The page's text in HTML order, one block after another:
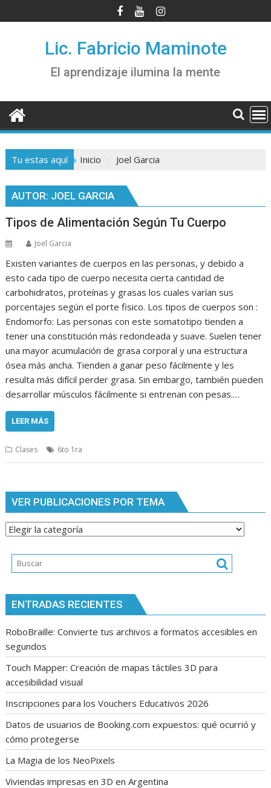
al
Lic. Fabricio Maminote
El aprendizaje ilumina la mente
Tu estas aquí Inicio Joel Garcia
AUTOR: JOEL GARCIA
Tipos de Alimentación Según Tu Cuerpo
Joel Garcia
Existen variantes de cuerpos en las personas, y debido a
esto cada tipo de cuerpo necesita cierta cantidad de
carbohidratos, proteínas y grasas los cuales varían sus
porcentajes según el porte fisico. Los tipos de cuerpos son :
Endomorfo: Las personas con este somatotipo tienden a
tener una constitución más redondeada y suave. Suelen tener
una mayor acumulación de grasa corporal y una estructura
ósea más ancha. Tienden a ganar peso fácilmente y les
resulta más difícil perder grasa. Sin embargo, también pueden
desarrollar músculos fácilmente si entrenan con pesas.…
LEER MÁS
Clases 6to 1ra
VER PUBLICACIONES POR TEMA
Ver
por
tema
ENTRADAS RECIENTES
RoboBraille: Convierte tus archivos a formatos accesibles en
segundos
Touch Mapper: Creación de mapas táctiles 3D para
accesibilidad visual
Inscripciones para los Vouchers Educativos 2026
Datos de usuarios de Booking.com expuestos: qué ocurrió y
cómo protegerse
La Magia de los NeoPixels
Viviendas impresas en 3D en Argentina